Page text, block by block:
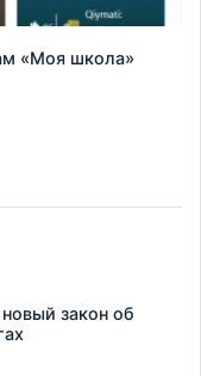
«Моя школа»
закон об